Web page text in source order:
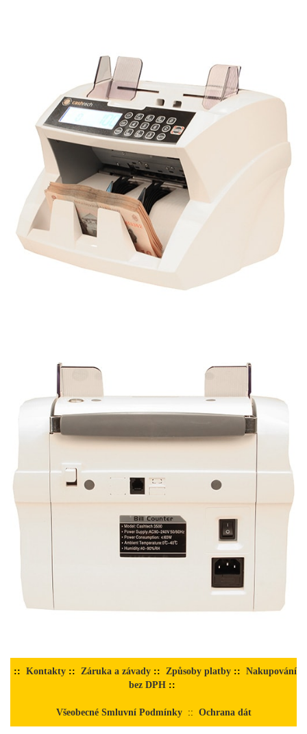
:: Kontakty:: Záruka a závady:: Způsoby platby:: Nakupování
bez DPH ::
Všeobecné Smluvní Podmínky:: Ochrana dát